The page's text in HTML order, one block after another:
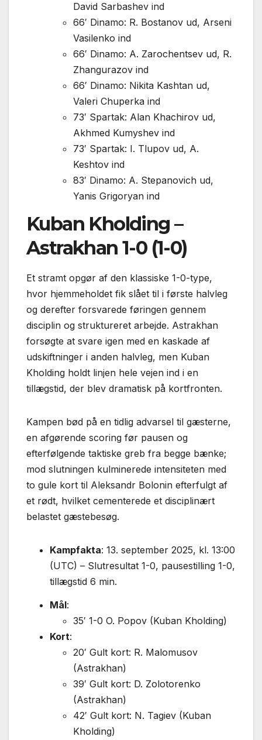
David Sarbashev ind
66′ Dinamo: R. Bostanov ud, Arseni
Vasilenko ind
66′ Dinamo: A. Zarochentsev ud, R.
Zhangurazov ind
66′ Dinamo: Nikita Kashtan ud,
Valeri Chuperka ind
73′ Spartak: Alan Khachirov ud,
Akhmed Kumyshev ind
73′ Spartak: I. Tlupov ud, A.
Keshtov ind
83′ Dinamo: A. Stepanovich ud,
Yanis Grigoryan ind
Kuban Kholding –
Astrakhan 1-0 (1-0)
Et stramt opgør af den klassiske 1-0-type,
hvor hjemmeholdet fik slået til i første halvleg
og derefter forsvarede føringen gennem
disciplin og struktureret arbejde. Astrakhan
forsøgte at svare igen med en kaskade af
udskiftninger i anden halvleg, men Kuban
Kholding holdt linjen hele vejen ind i en
tillægstid, der blev dramatisk på kortfronten.
Kampen bød på en tidlig advarsel til gæsterne,
en afgørende scoring før pausen og
efterfølgende taktiske greb fra begge bænke;
mod slutningen kulminerede intensiteten med
to gule kort til Aleksandr Bolonin efterfulgt af
et rødt, hvilket cementerede et disciplinært
belastet gæstebesøg.
Kampfakta: 13. september 2025, kl. 13:00
(UTC) – Slutresultat 1-0, pausestilling 1-0,
tillægstid 6 min.
Mål:
35′ 1-0 O. Popov (Kuban Kholding)
Kort:
20′ Gult kort: R. Malomusov
(Astrakhan)
39′ Gult kort: D. Zolotorenko
(Astrakhan)
42′ Gult kort: N. Tagiev (Kuban
Kholding)